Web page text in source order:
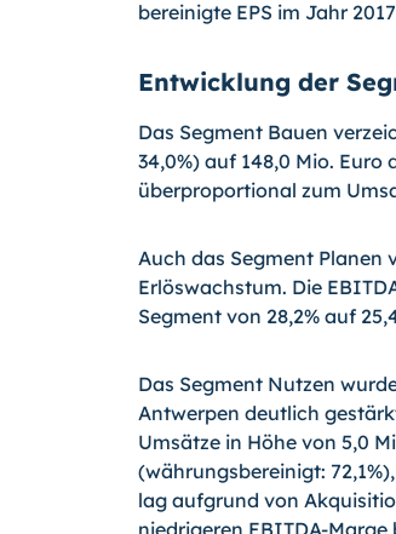
bereinigte EPS im Jahr
Entwicklung der
Das Segment Bauen
34,0%) auf 148,0 Mio.
überproportional zum
Auch das Segment Planen
Erlöswachstum. Die
Segment von 28,2% auf
Das Segment Nutzen
Antwerpen deutlich
Umsätze in Höhe von 5,0
(währungsbereinigt:
lag aufgrund von